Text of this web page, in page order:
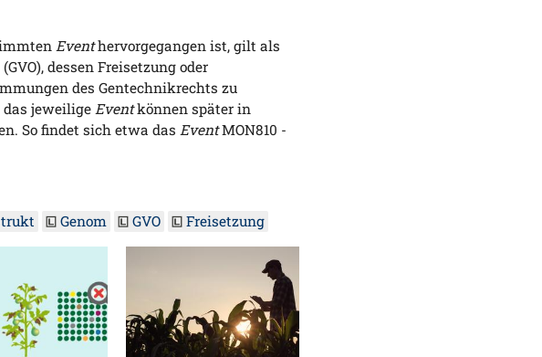
Eventhervorgegangen ist, gilt als
dessen Freisetzung oder
des Gentechnikrechts zu
das jeweilige Eventkönnen später in
So findet sich etwa das EventMON810 -
Genom GVO Freisetzung